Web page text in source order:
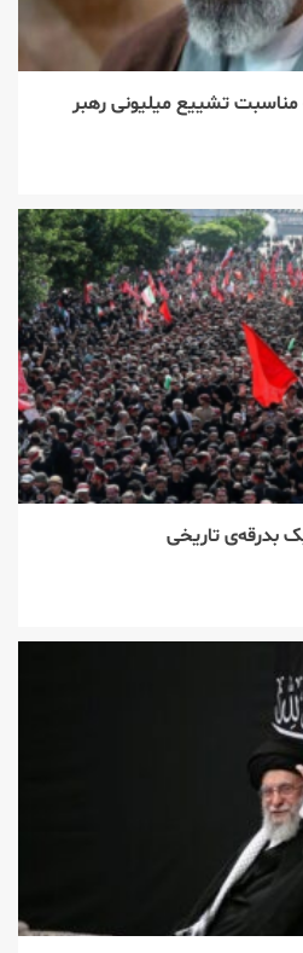
مناسبت تشییع میلیونی رهبر
بدرقه‌ی تاریخی